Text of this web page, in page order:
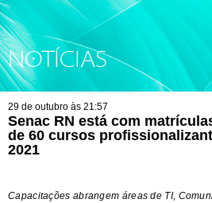
NOTÍCIAS
29 de outubro às 21:57
Senac RN está com
de 60 cursos
2021
Capacitações abrangem áreas de TI,